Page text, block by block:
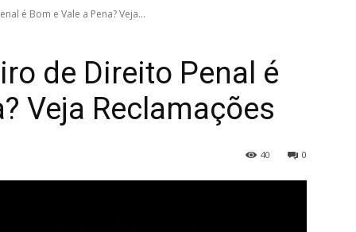
é Bom e Vale a Pena? Veja...
de Direito Penal é
Veja Reclamações
0
40